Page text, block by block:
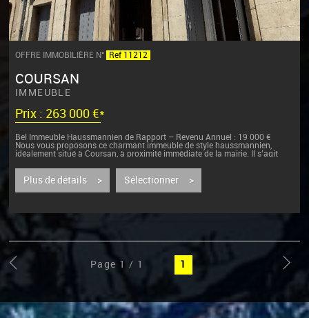
OFFRE IMMOBILIÈRE N° Ref 11212
COURSAN
IMMEUBLE
Prix : 263 000 €*
Bel Immeuble Haussmannien de Rapport – Revenu Annuel : 19 000 €
Nous vous proposons ce charmant immeuble de style haussmannien,
idéalement situé à Coursan, à proximité immédiate de la mairie. Il s’agit
Plus de détails > Sélectionner >
Page 1 / 1 1